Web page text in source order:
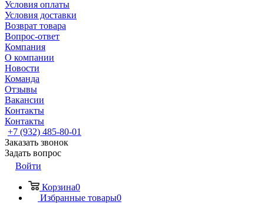
Условия оплаты
Условия доставки
Возврат товара
Вопрос-ответ
Компания
О компании
Новости
Команда
Отзывы
Вакансии
Контакты
Контакты
+7 (932) 485-80-01
Заказать звонок
Задать вопрос
Войти
Корзина0
Избранные товары0